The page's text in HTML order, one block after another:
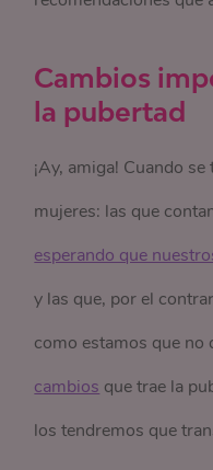
Cambios
la pubertad
¡Ay, amiga! Cuando
mujeres: las que
esperando que
y las que, por el
como estamos que
cambios que trae la
los tendremos que